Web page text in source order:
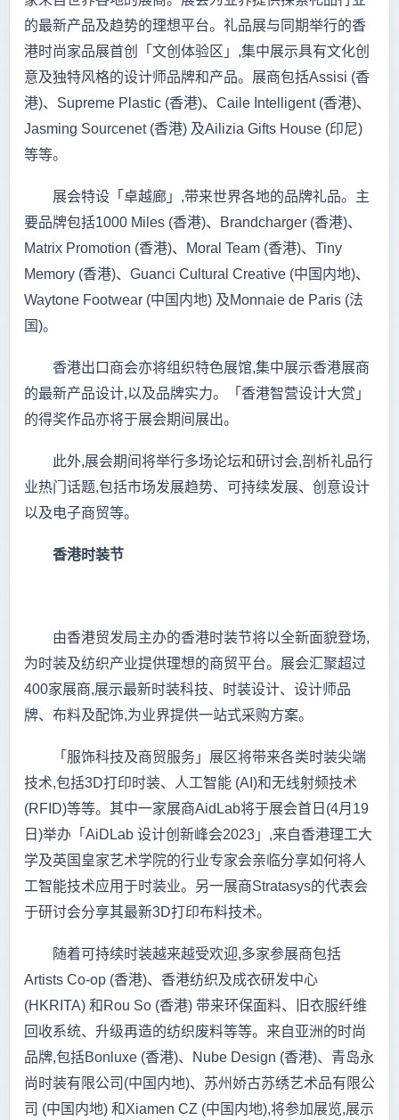
的最新产品及趋势的理想平台。礼品展与同期举行的香
港时尚家品展首创「文创体验区」,集中展示具有文化创
意及独特风格的设计师品牌和产品。展商包括Assisi (香
港)、Supreme Plastic (香港)、Caile Intelligent (香港)、
Jasming Sourcenet (香港) 及Ailizia Gifts House (印尼)
等等。
展会特设「卓越廊」,带来世界各地的品牌礼品。主
要品牌包括1000 Miles (香港)、Brandcharger (香港)、
Matrix Promotion (香港)、Moral Team (香港)、Tiny
Memory (香港)、Guanci Cultural Creative (中国内地)、
Waytone Footwear (中国内地) 及Monnaie de Paris (法
国)。
香港出口商会亦将组织特色展馆,集中展示香港展商
的最新产品设计,以及品牌实力。「香港智营设计大赏」
的得奖作品亦将于展会期间展出。
此外,展会期间将举行多场论坛和研讨会,剖析礼品行
业热门话题,包括市场发展趋势、可持续发展、创意设计
以及电子商贸等。
香港时装节
由香港贸发局主办的香港时装节将以全新面貌登场,
为时装及纺织产业提供理想的商贸平台。展会汇聚超过
400家展商,展示最新时装科技、时装设计、设计师品
牌、布料及配饰,为业界提供一站式采购方案。
「服饰科技及商贸服务」展区将带来各类时装尖端
技术,包括3D打印时装、人工智能 (AI)和无线射频技术
(RFID)等等。其中一家展商AidLab将于展会首日(4月19
日)举办「AiDLab 设计创新峰会2023」,来自香港理工大
学及英国皇家艺术学院的行业专家会亲临分享如何将人
工智能技术应用于时装业。另一展商Stratasys的代表会
于研讨会分享其最新3D打印布料技术。
随着可持续时装越来越受欢迎,多家参展商包括
Artists Co-op (香港)、香港纺织及成衣研发中心
(HKRITA) 和Rou So (香港) 带来环保面料、旧衣服纤维
回收系统、升级再造的纺织废料等等。来自亚洲的时尚
品牌,包括Bonluxe (香港)、Nube Design (香港)、青岛永
尚时装有限公司(中国内地)、苏州娇古苏绣艺术品有限公
司 (中国内地) 和Xiamen CZ (中国内地),将参加展览,展示